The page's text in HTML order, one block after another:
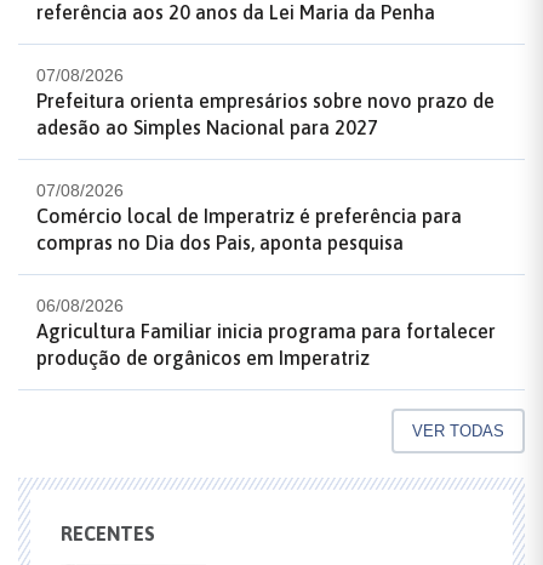
referência aos 20 anos da Lei Maria da Penha
07/08/2026
Prefeitura orienta empresários sobre novo prazo de
adesão ao Simples Nacional para 2027
07/08/2026
Comércio local de Imperatriz é preferência para
compras no Dia dos Pais, aponta pesquisa
06/08/2026
Agricultura Familiar inicia programa para fortalecer
produção de orgânicos em Imperatriz
VER TODAS
RECENTES